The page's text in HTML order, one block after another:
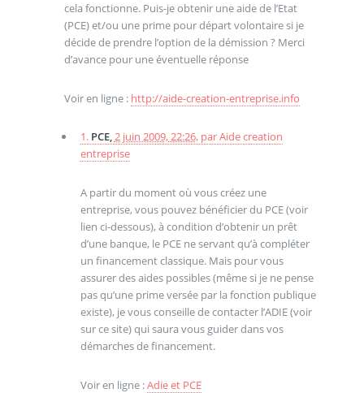
cela fonctionne. Puis-je obtenir une aide de l’Etat
(PCE) et/ou une prime pour départ volontaire si je
décide de prendre l’option de la démission ? Merci
d’avance pour une éventuelle réponse
Voir en ligne : http://aide-creation-entreprise.info
1. PCE,2 juin 2009, 22:26, parAide creation
entreprise
A partir du moment où vous créez une
entreprise, vous pouvez bénéficier du PCE (voir
lien ci-dessous), à condition d’obtenir un prêt
d’une banque, le PCE ne servant qu’à compléter
un financement classique. Mais pour vous
assurer des aides possibles (même si je ne pense
pas qu’une prime versée par la fonction publique
existe), je vous conseille de contacter l’ADIE (voir
sur ce site) qui saura vous guider dans vos
démarches de financement.
Voir en ligne :Adie et PCE